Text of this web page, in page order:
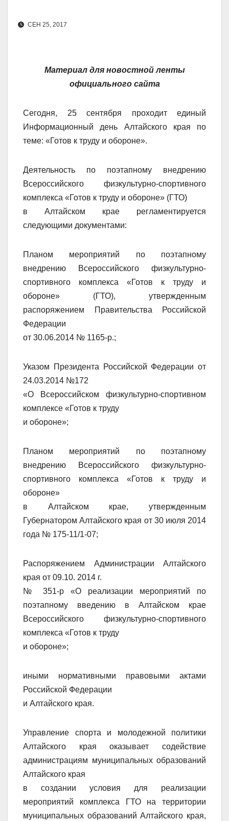
СЕН 25, 2017
Материал для новостной ленты
официального сайта
Сегодня, 25 сентября проходит единый
Информационный день Алтайского края по
теме: «Готов к труду и обороне».
Деятельность по поэтапному внедрению
Всероссийского физкультурно-спортивного
комплекса «Готов к труду и обороне» (ГТО)
в Алтайском крае регламентируется
следующими документами:
Планом мероприятий по поэтапному
внедрению Всероссийского физкультурно-
спортивного комплекса «Готов к труду и
обороне» (ГТО), утвержденным
распоряжением Правительства Российской
Федерации
от 30.06.2014 № 1165-р.;
Указом Президента Российской Федерации от
24.03.2014 №172
«О Всероссийском физкультурно-спортивном
комплексе «Готов к труду
и обороне»;
Планом мероприятий по поэтапному
внедрению Всероссийского физкультурно-
спортивного комплекса «Готов к труду и
обороне»
в Алтайском крае, утвержденным
Губернатором Алтайского края от 30 июля 2014
года № 175-11/1-07;
Распоряжением Администрации Алтайского
края от 09.10. 2014 г.
№ 351-р «О реализации мероприятий по
поэтапному введению в Алтайском крае
Всероссийского физкультурно-спортивного
комплекса «Готов к труду
и обороне»;
иными нормативными правовыми актами
Российской Федерации
и Алтайского края.
Управление спорта и молодежной политики
Алтайского края оказывает содействие
администрациям муниципальных образований
Алтайского края
в создании условия для реализации
мероприятий комплекса ГТО на территории
муниципальных образований Алтайского края,